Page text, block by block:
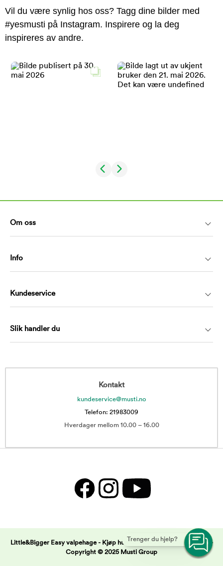
Vil du være synlig hos oss? Tagg dine bilder med
#yesmusti på Instagram. Inspirere og la deg
inspireres av andre.
Trenger du hjelp?
Om oss
Info
Kundeservice
Slik handler du
Kontakt
kundeservice@musti.no
Telefon: 21983009
Hverdager mellom 10.00 – 16.00
Little&Bigger Easy valpehage - Kjøp hundeutstyr og tilbehør på nett -
Copyright © 2025 Musti Group